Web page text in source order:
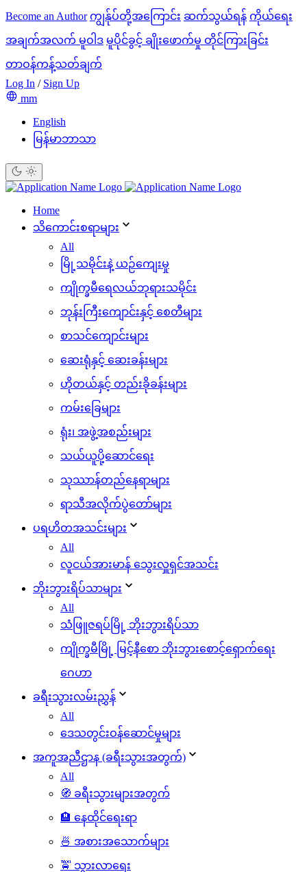
Become an Author ကျွန်ုပ်တို့အကြောင်း ဆက်သွယ်ရန် ကိုယ်ရေး
အချက်အလက် မူဝါဒ မူပိုင်ခွင့် ချိုးဖောက်မှု တိုင်ကြားခြင်း
တာဝန်ကန့်သတ်ချက်
Log In / Sign Up
mm
English
မြန်မာဘာသာ
Home
သိ‌ကောင်းစရာများ
All
မြို့သမိုင်းနဲ့ ယဉ်ကျေးမှု
ကျိုက္ခမီရေလယ်ဘုရားသမိုင်း
ဘုန်းကြီးကျောင်းနှင့် စေတီများ
စာသင်ကျောင်းများ
ဆေးရုံနှင့် ဆေးခန်းများ
ဟိုတယ်နှင့် တည်းခိုခန်းများ
ကမ်းခြေများ
ရုံး၊ အဖွဲ့အစည်းများ
သယ်ယူပို့ဆောင်ရေး
သုဿာန်တည်နေရာများ
ရာသီအလိုက်ပွဲတော်များ
ပရဟိတအသင်းများ
All
လူငယ်အားမာန် သွေးလှူရှင်အသင်း
ဘိုးဘွားရိပ်သာများ
All
သံဖြူဇရပ်မြို့ ဘိုးဘွားရိပ်သာ
ကျိုက္ခမီမြို့ မြင့်နီစော ဘိုးဘွားစောင့်ရှောက်ရေး
ဂေဟာ
ခရီးသွားလမ်းညွှန်
All
ဒေသတွင်းဝန်ဆောင်မှုများ
အကူအညီဌာန (ခရီးသွားအတွက်)
All
🧭 ခရီးသွားများအတွက်
🏨 နေထိုင်ရေးရာ
🍜 အစားအသောက်များ
🚖 သွားလာရေး